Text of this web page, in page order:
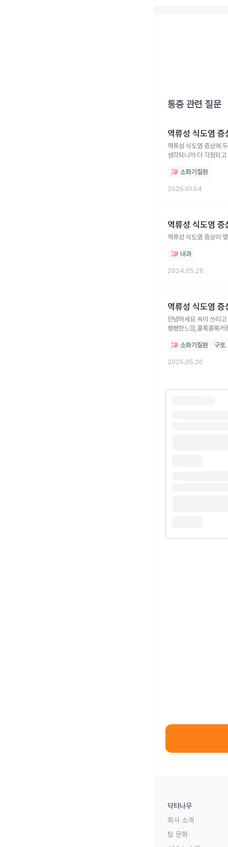
통증 관련 질문
역류성 식도염
역류성 식도염 증상에 두통도 있
생각되니까 더 걱정되
소화기질환
2025.01.04
역류성 식도염
역류성 식도염 증상이
내과
2024.05.26
역류성 식도염
안녕하세요 속이 쓰리
팽팽한느낌,콜록콜록거
소화기질환 구토
2025.05.20
닥터나우
회사 소개
팀 문화